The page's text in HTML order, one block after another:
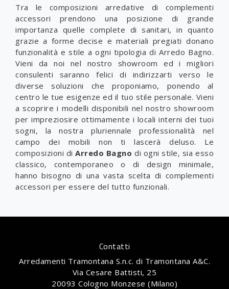
Tra le composizioni arredative di complementi
accessori prendono una posizione di grande
importanza quelle complete di sanitari, in quanto
grazie a forme decise e materiali pregiati donano
funzionalità e stile a ogni tipologia di Arredo Bagno.
Vieni da noi nel nostro showroom ed i migliori
consulenti saranno felici di indirizzarti verso le
diverse soluzioni che proponiamo, ponendo al
centro le tue esigenze ed il tuo stile personale. Vieni
a scoprire i modelli disponibili nel nostro showroom
per impreziosire ottimamente i locali interni dei tuoi
sogni, la nostra pluriennale professionalità nel
campo dei mobili non ti lascerà deluso. Le
composizioni diArredo Bagno di ogni stile, sia esso
classico, contemporaneo o di design minimale,
hanno bisogno di una vasta scelta di complementi
accessori per essere del tutto funzionali.
Contatti
Arredamenti Tramontana S.n.c. di Tramontana A&C.
Via Cesare Battisti, 25
20093 Cologno Monzese (Milano)